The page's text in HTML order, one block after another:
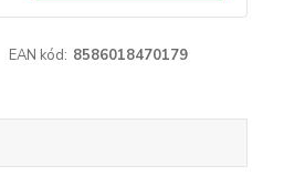
EAN kód: 8586018470179